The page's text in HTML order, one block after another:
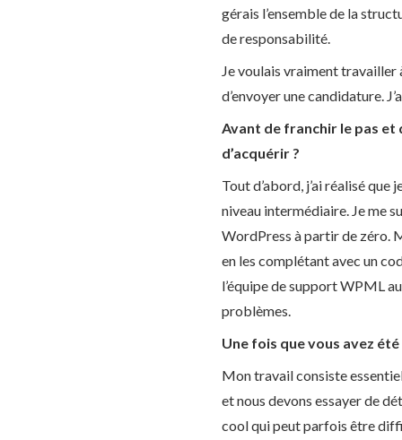
gérais l’ensemble de la
de responsabilité.
Je voulais vraiment travailler
d’envoyer une candidature.
Avant de franchir le pas et
d’acquérir ?
Tout d’abord, j’ai réalisé
niveau intermédiaire. Je me
WordPress à partir de zéro.
en les complétant avec un
l’équipe de support WPML
problèmes.
Une fois que vous avez
Mon travail consiste
et nous devons essayer de
cool qui peut parfois être